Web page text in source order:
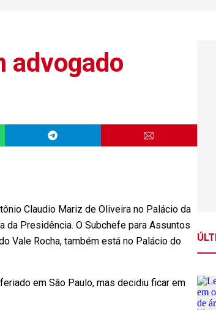
advogado
Claudio Mariz de Oliveira no Palácio da
Presidência. O Subchefe para Assuntos
Vale Rocha, também está no Palácio do
em São Paulo, mas decidiu ficar em